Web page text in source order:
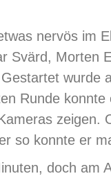
nervös im
Svärd, Morten
wurde
Runde
zeigen.
so konnte er
doch am